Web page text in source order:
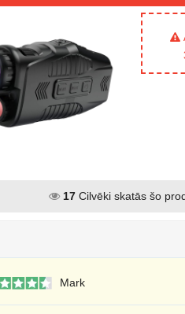
17 Cilvēki skatās šo
Mark